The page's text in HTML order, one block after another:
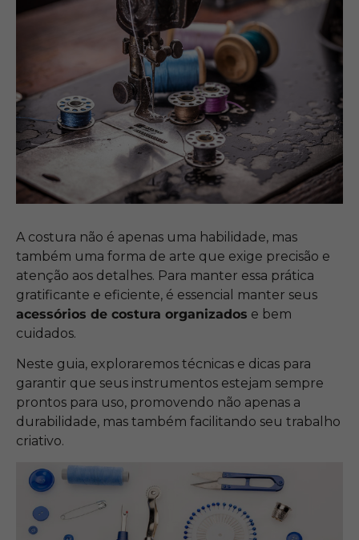
A costura não é apenas uma habilidade, mas
também uma forma de arte que exige precisão e
atenção aos detalhes. Para manter essa prática
gratificante e eficiente, é essencial manter seus
acessórios de costura organizados e bem
cuidados.
Neste guia, exploraremos técnicas e dicas para
garantir que seus instrumentos estejam sempre
prontos para uso, promovendo não apenas a
durabilidade, mas também facilitando seu trabalho
criativo.